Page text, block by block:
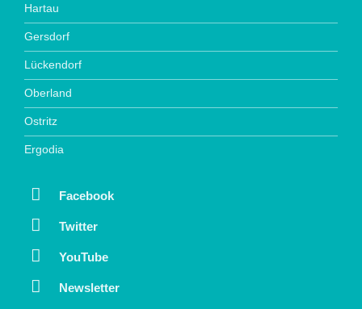
Hartau
Gersdorf
Lückendorf
Oberland
Ostritz
Ergodia
Facebook
Twitter
YouTube
Newsletter